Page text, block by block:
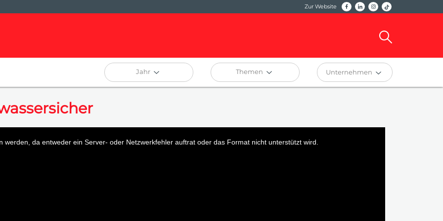
Zur Website
Jahr Themen Unternehmen
werden, da entweder ein Server- oder Netzwerkfehler auftrat oder das Format nicht unterstützt wird.